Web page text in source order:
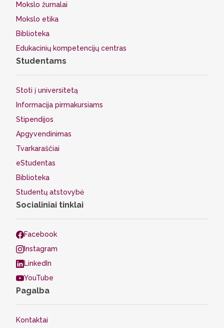
Mokslo žurnalai
Mokslo etika
Biblioteka
Edukacinių kompetencijų centras
Studentams
Stoti į universitetą
Informacija pirmakursiams
Stipendijos
Apgyvendinimas
Tvarkaraščiai
eStudentas
Biblioteka
Studentų atstovybė
Socialiniai tinklai
Facebook
Instagram
LinkedIn
YouTube
Pagalba
Kontaktai